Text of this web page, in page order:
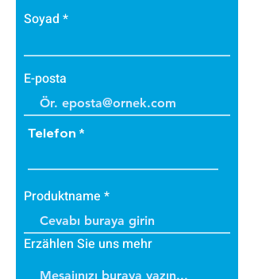
Soyad
E-posta
Telefon
Produktname
Erzählen Sie uns mehr